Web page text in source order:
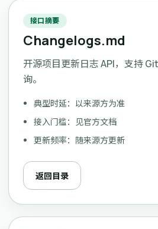
接口摘要
Changelogs.md
开源项目更新日志 API，支持
询。
典型时延：以来源方为准
接入门槛：见官方文档
更新频率：随来源方更新
返回目录